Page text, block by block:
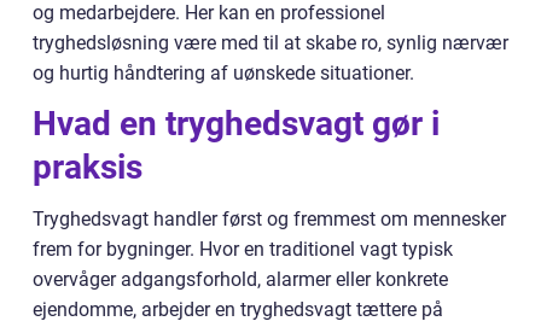
og medarbejdere. Her kan en professionel
tryghedsløsning være med til at skabe ro, synlig nærvær
og hurtig håndtering af uønskede situationer.
Hvad en tryghedsvagt gør i
praksis
Tryghedsvagt handler først og fremmest om mennesker
frem for bygninger. Hvor en traditionel vagt typisk
overvåger adgangsforhold, alarmer eller konkrete
ejendomme, arbejder en tryghedsvagt tættere på